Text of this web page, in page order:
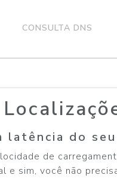
CONSULTA DNS
latência do
de
e sim, você não